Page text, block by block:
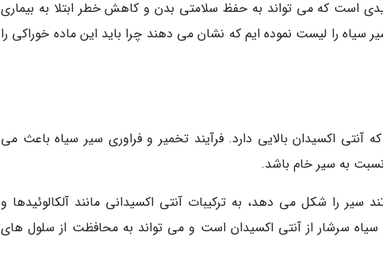
است که می تواند به حفظ سلامتی بدن و کاهش خطر ابتلا به بیماری
سیاه را لیست نموده ایم که نشان می دهند چرا باید این ماده خوراکی را
اکسیدان بالایی دارد. فرآیند تخمیر و فراوری سیر سیاه باعث می
به سیر خام باشد.
سیر را شکل می دهد، به ترکیبات آنتی اکسیدانی مانند آلکالوئیدها و
سرشار از آنتی اکسیدان است و می تواند به محافظت از سلول های